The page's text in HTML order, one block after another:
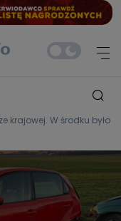
krajowej. W środku było